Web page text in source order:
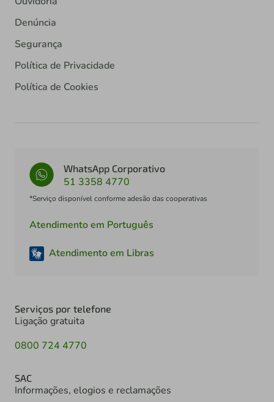
Denúncia
Segurança
Política de Privacidade
Política de Cookies
WhatsApp Corporativo
51 3358 4770
*Serviço disponível conforme adesão das cooperativas
Atendimento em Português
Atendimento em Libras
Serviços por telefone
Ligação gratuita
0800 724 4770
SAC
Informações, elogios e reclamações